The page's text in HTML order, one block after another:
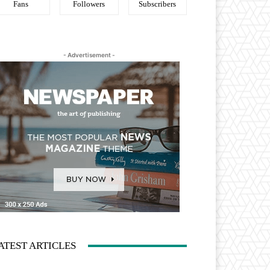
Fans Followers Subscribers
- Advertisement -
ARTICLES